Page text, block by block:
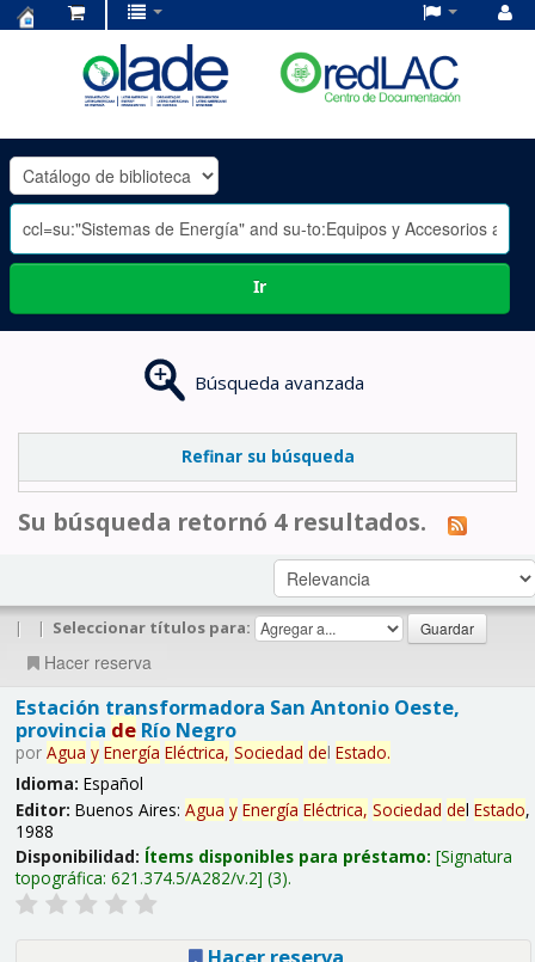
OLADE
-
Ir
Búsqueda avanzada
Refinar su búsqueda
Su búsqueda retornó 4 resultados.
| | Seleccionar títulos para:
Hacer reserva
Estación transformadora San Antonio Oeste,
provincia deRío Negro
por Agua y Energía Eléctrica, Sociedad del Estado.
Idioma: Español
Editor: Buenos Aires: Agua y Energía Eléctrica, Sociedad del Estado,
1988
Disponibilidad: Ítems disponibles para préstamo: Signatura
topográfica: 621.374.5/A282/v.2 (3).
Hacer reserva